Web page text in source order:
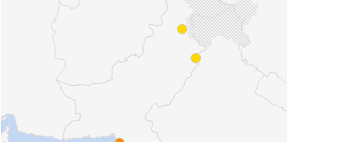
Indice de Trafic (Actuel)
Indice de Trafic par Pays